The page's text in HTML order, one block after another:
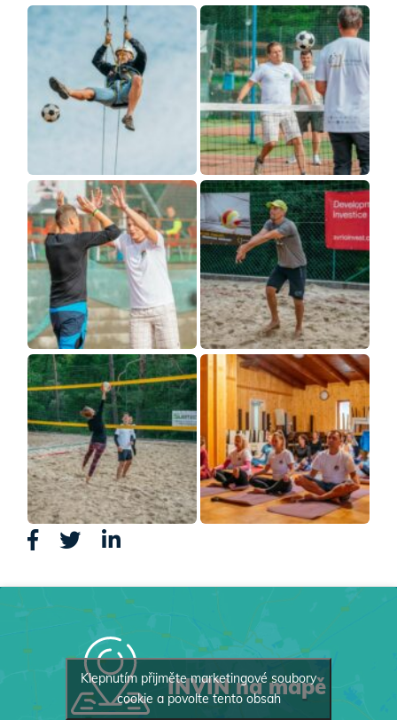
INVIN na mapě
Klepnutím přijměte marketingové soubory
cookie a povolte tento obsah